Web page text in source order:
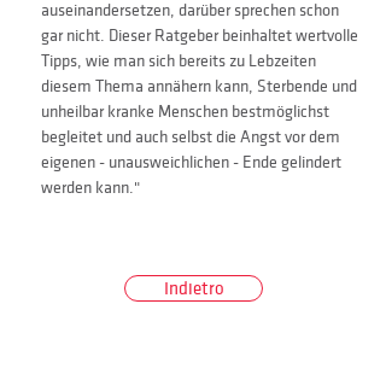
auseinandersetzen, darüber sprechen schon
gar nicht. Dieser Ratgeber beinhaltet wertvolle
Tipps, wie man sich bereits zu Lebzeiten
diesem Thema annähern kann, Sterbende und
unheilbar kranke Menschen bestmöglichst
begleitet und auch selbst die Angst vor dem
eigenen - unausweichlichen - Ende gelindert
werden kann."
Indietro